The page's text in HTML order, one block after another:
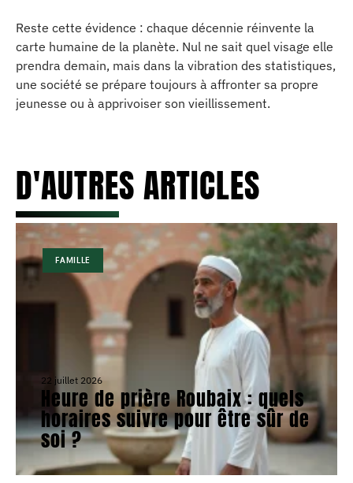
Reste cette évidence : chaque décennie réinvente la
carte humaine de la planète. Nul ne sait quel visage elle
prendra demain, mais dans la vibration des statistiques,
une société se prépare toujours à affronter sa propre
jeunesse ou à apprivoiser son vieillissement.
D'AUTRES ARTICLES
FAMILLE
22 juillet 2026
Heure de prière Roubaix : quels
horaires suivre pour être sûr de
soi ?